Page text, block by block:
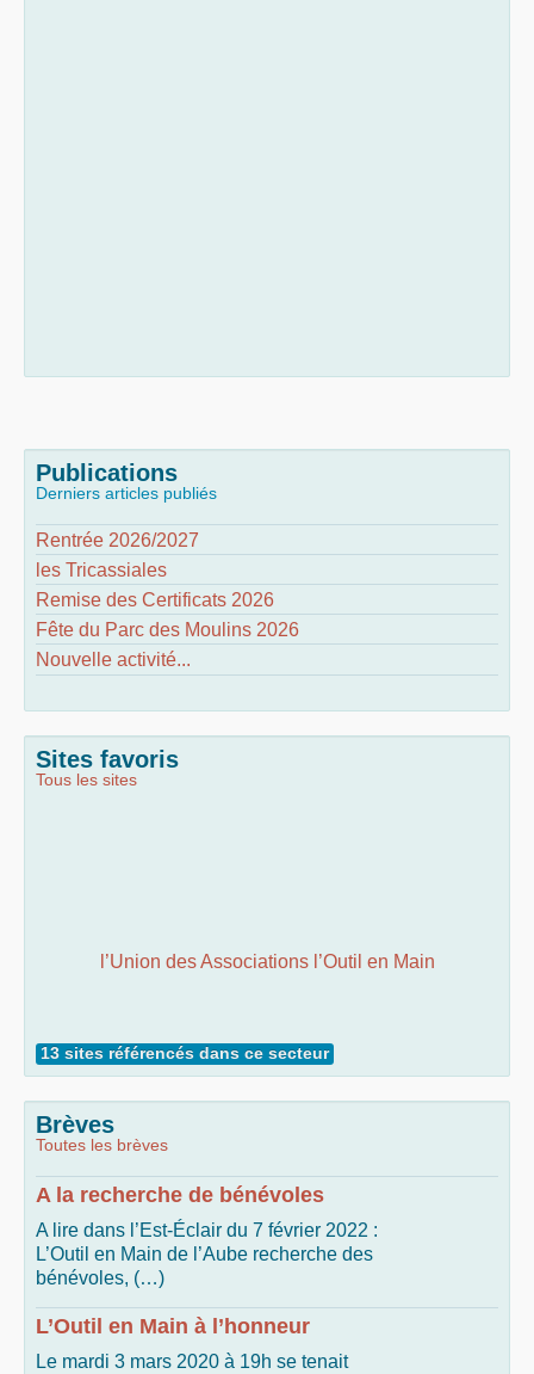
Publications
Derniers articles publiés
Rentrée 2026/2027
les Tricassiales
Remise des Certificats 2026
Fête du Parc des Moulins 2026
Nouvelle activité...
Sites favoris
Tous les sites
l’Union des Associations l’Outil en Main
13 sites référencés dans ce secteur
Brèves
Toutes les brèves
A la recherche de bénévoles
A lire dans l’Est-Éclair du 7 février 2022 :
L’Outil en Main de l’Aube recherche des
bénévoles, (…)
L’Outil en Main à l’honneur
Le mardi 3 mars 2020 à 19h se tenait